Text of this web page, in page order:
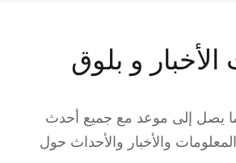
الأخبار و بلوق
يصل إلى موعد مع جميع أحدث